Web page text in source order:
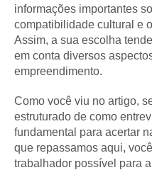
informações importantes
compatibilidade cultural e
Assim, a sua escolha
em conta diversos
empreendimento.
Como você viu no artigo,
estruturado de como
fundamental para acertar
que repassamos aqui,
trabalhador possível para